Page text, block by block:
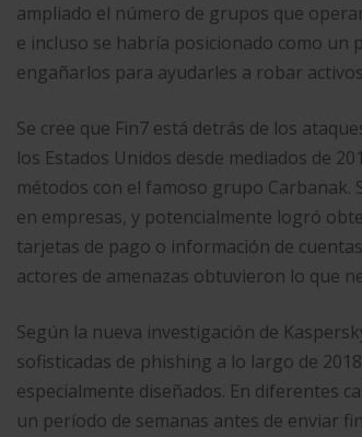
ampliado el número de grupos que
e incluso se habría posicionado como
engañarlos para ayudarles a robar
Se cree que Fin7 está detrás de los
los Estados Unidos desde mediados de
métodos con el famoso grupo Carbanak.
en empresas, y potencialmente logró
tarjetas de pago o información de
actores de amenazas obtuvieron lo que
Según la nueva investigación de
sofisticadas de phishing a lo largo de
especialmente diseñados. En diferentes
un período de semanas antes de enviar